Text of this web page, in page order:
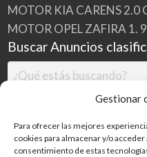
Gestionar
Para ofrecer las mejores
cookies para almacenar y/o
consentimiento de estas
MOTOR KIA CARENS 2.0
MOTOR OPEL ZAFIRA 1.
Buscar Anuncios